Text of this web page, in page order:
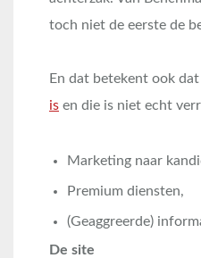
toch niet de eerste de
En dat betekent ook
is en die is niet echt
Marketing naar
Premium diensten,
(Geaggreerde)
De site